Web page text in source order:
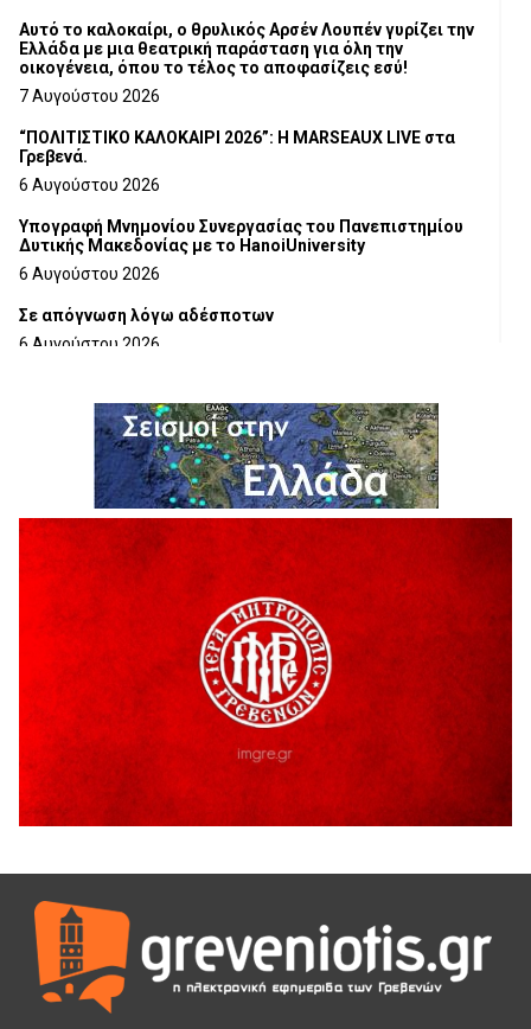
Αυτό το καλοκαίρι, ο θρυλικός Αρσέν Λουπέν γυρίζει την
Ελλάδα με μια θεατρική παράσταση για όλη την
οικογένεια, όπου το τέλος το αποφασίζεις εσύ!
7 Αυγούστου 2026
“ΠΟΛΙΤΙΣΤΙΚΟ ΚΑΛΟΚΑΙΡΙ 2026”: Η MARSEAUX LIVE στα
Γρεβενά.
6 Αυγούστου 2026
Υπογραφή Μνημονίου Συνεργασίας του Πανεπιστημίου
Δυτικής Μακεδονίας με το HanoiUniversity
6 Αυγούστου 2026
Σε απόγνωση λόγω αδέσποτων
6 Αυγούστου 2026
6 Αυγούστου 2026
Ολοκληρώνεται η ασφαλτόστρωση της οδού Περιβόλι –
6 Αυγούστου 2026
H παραδοχή λαθών είναι (και) δύναμη
5 Αυγούστου 2026
Ο ΑΝΔΡΕΑΣ ΑΣΛΑΝΙΔΗΣ ΣΥΝΕΧΙΖΕΙ ΣΤΟΝ ΠΡΩΤΕΑ
ΓΡΕΒΕΝΩΝ
5 Αυγούστου 2026
Ευχαριστήριο Εκπολιτιστικού Συλλόγου Ταξιάρχη προς κ.
Παρασχάκη Αθανάσιο
5 Αυγούστου 2026
Διακοπή υδροδότησης του Α΄ κλάδου ύδρευσης
5 Αυγούστου 2026
Θερινό Σινεμά στο πλαίσιο του «Πολιτιστικού
Καλοκαιριού 2026» με την βραβευμένη ταινία «Μικρές
Ανάσες».
5 Αυγούστου 2026